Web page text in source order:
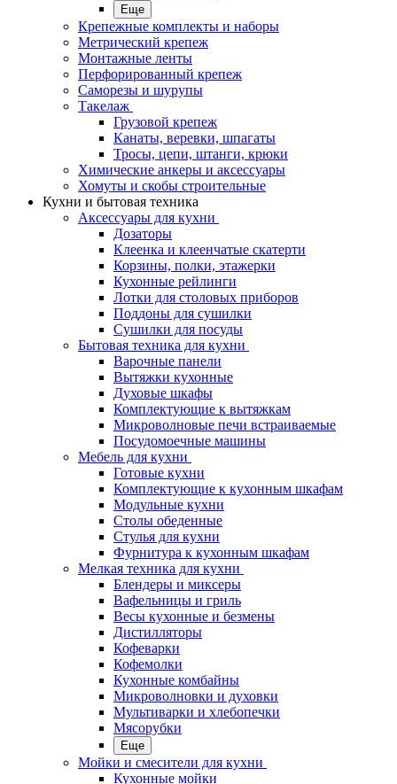
Еще
Крепежные комплекты и наборы
Метрический крепеж
Монтажные ленты
Перфорированный крепеж
Саморезы и шурупы
Такелаж
Грузовой крепеж
Канаты, веревки, шпагаты
Тросы, цепи, штанги, крюки
Химические анкеры и аксессуары
Хомуты и скобы строительные
Кухни и бытовая техника
Аксессуары для кухни
Дозаторы
Клеенка и клеенчатые скатерти
Корзины, полки, этажерки
Кухонные рейлинги
Лотки для столовых приборов
Поддоны для сушилки
Сушилки для посуды
Бытовая техника для кухни
Варочные панели
Вытяжки кухонные
Духовые шкафы
Комплектующие к вытяжкам
Микроволновые печи встраиваемые
Посудомоечные машины
Мебель для кухни
Готовые кухни
Комплектующие к кухонным шкафам
Модульные кухни
Столы обеденные
Стулья для кухни
Фурнитура к кухонным шкафам
Мелкая техника для кухни
Блендеры и миксеры
Вафельницы и гриль
Весы кухонные и безмены
Дистилляторы
Кофеварки
Кофемолки
Кухонные комбайны
Микроволновки и духовки
Мультиварки и хлебопечки
Мясорубки
Еще
Мойки и смесители для кухни
Кухонные мойки